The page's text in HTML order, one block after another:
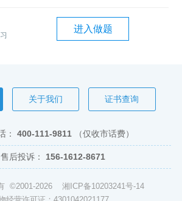
进入做题
关于我们 证书查询
： 400-111-9811 （仅收市话费）
售后投诉： 156-1612-8671
©2001-2026 湘ICP备10203241号-14